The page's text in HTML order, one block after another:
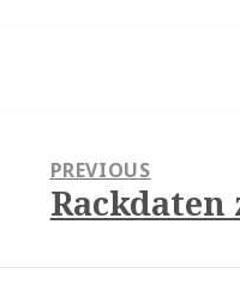
PREVIOUS
Previous
Rackdaten